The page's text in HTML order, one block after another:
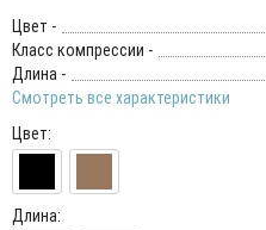
Цвет -
Класс компрессии -
Длина -
Смотреть все характеристики
Цвет:
Длина: